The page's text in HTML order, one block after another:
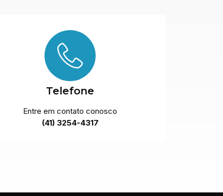
Telefone
Entre em contato conosco
(41) 3254-4317